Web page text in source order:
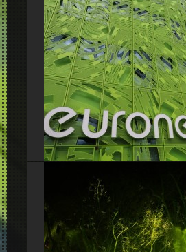
Cathédrale Saint Jean Baptiste en vert